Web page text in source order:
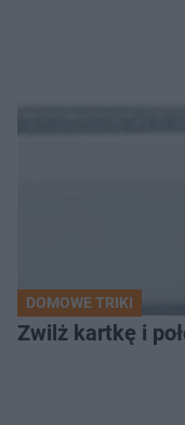
DOMOWE TRIKI
Zwilż kartkę i